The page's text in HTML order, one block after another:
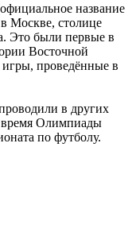
название
столице
Это были первые в
Восточной
проведённые в
в других
время Олимпиады
по футболу.